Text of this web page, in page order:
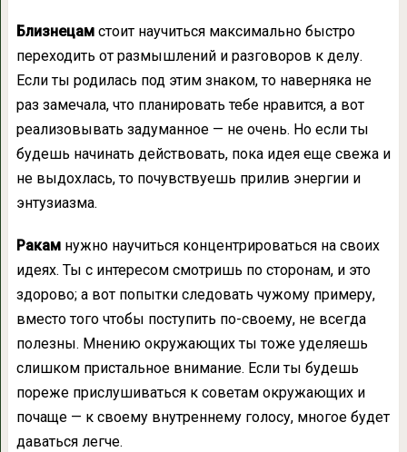
Близнецамстоит научиться максимально быстро
переходить от размышлений и разговоров к делу.
Если ты родилась под этим знаком, то наверняка не
раз замечала, что планировать тебе нравится, а вот
реализовывать задуманное — не очень. Но если ты
будешь начинать действовать, пока идея еще свежа и
не выдохлась, то почувствуешь прилив энергии и
энтузиазма.
Ракам нужно научиться концентрироваться на своих
идеях. Ты с интересом смотришь по сторонам, и это
здорово; а вот попытки следовать чужому примеру,
вместо того чтобы поступить по-своему, не всегда
полезны. Мнению окружающих ты тоже уделяешь
слишком пристальное внимание. Если ты будешь
пореже прислушиваться к советам окружающих и
почаще — к своему внутреннему голосу, многое будет
даваться легче.